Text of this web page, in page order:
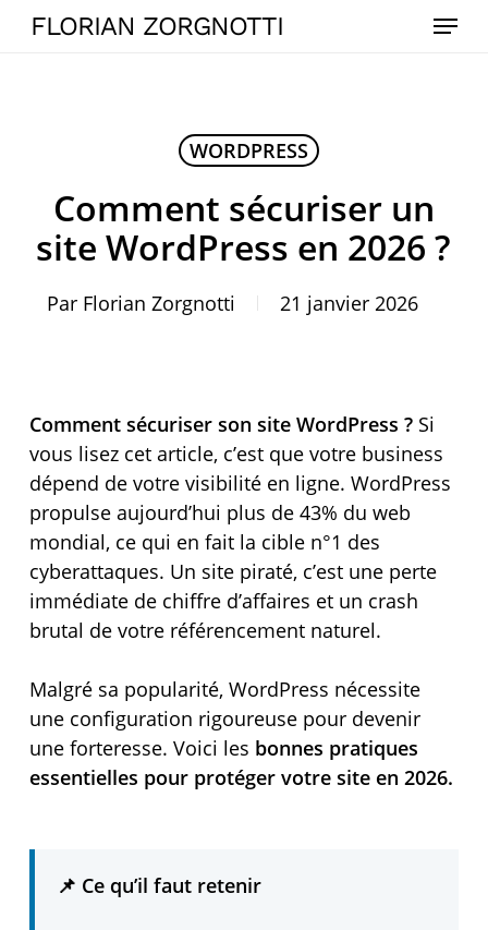
SkipFLORIAN ZORGNOTTI Menu
WORDPRESS
Comment sécuriser un
site WordPress en 2026 ?
Par Florian Zorgnotti 21 janvier 2026
Comment sécuriser son site WordPress ?Si
vous lisez cet article, c’est que votre business
dépend de votre visibilité en ligne. WordPress
propulse aujourd’hui plus de 43% du web
mondial, ce qui en fait la cible n°1 des
cyberattaques. Un site piraté, c’est une perte
immédiate de chiffre d’affaires et un crash
brutal de votre référencement naturel.
Malgré sa popularité, WordPress nécessite
une configuration rigoureuse pour devenir
une forteresse. Voici les bonnes pratiques
essentielles pour protéger votre site en 2026.
📌 Ce qu’il faut retenir